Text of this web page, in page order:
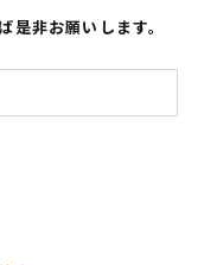
非お願いします。